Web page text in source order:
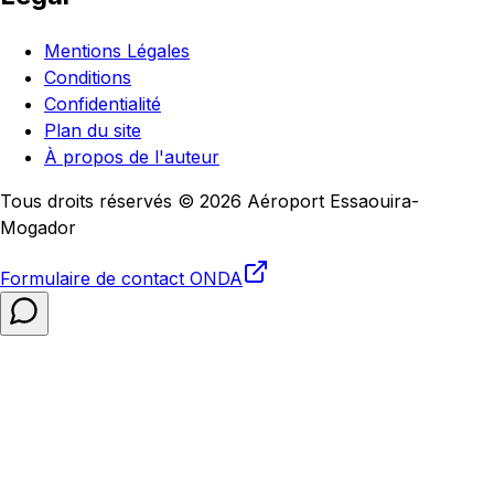
Mentions Légales
Conditions
Confidentialité
Plan du site
À propos de l'auteur
Tous droits réservés © 2026 Aéroport Essaouira-
Mogador
Formulaire de contact ONDA